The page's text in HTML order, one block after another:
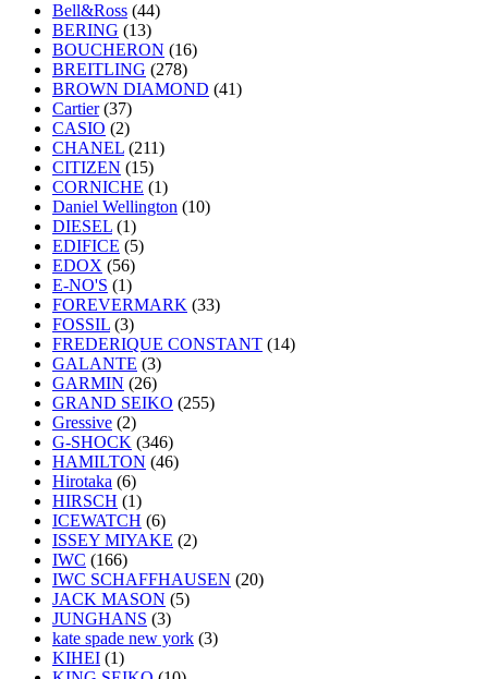
Bell&Ross (44)
BERING (13)
BOUCHERON (16)
BREITLING (278)
BROWN DIAMOND (41)
Cartier(37)
CASIO (2)
CHANEL (211)
CITIZEN (15)
CORNICHE (1)
Daniel Wellington (10)
DIESEL (1)
EDIFICE (5)
EDOX (56)
E-NO'S (1)
FOREVERMARK (33)
FOSSIL (3)
FREDERIQUE CONSTANT (14)
GALANTE (3)
GARMIN (26)
GRAND SEIKO (255)
Gressive (2)
G-SHOCK (346)
HAMILTON (46)
Hirotaka (6)
HIRSCH (1)
ICEWATCH (6)
ISSEY MIYAKE (2)
IWC (166)
IWC SCHAFFHAUSEN (20)
JACK MASON (5)
JUNGHANS (3)
kate spade new york (3)
KIHEI (1)